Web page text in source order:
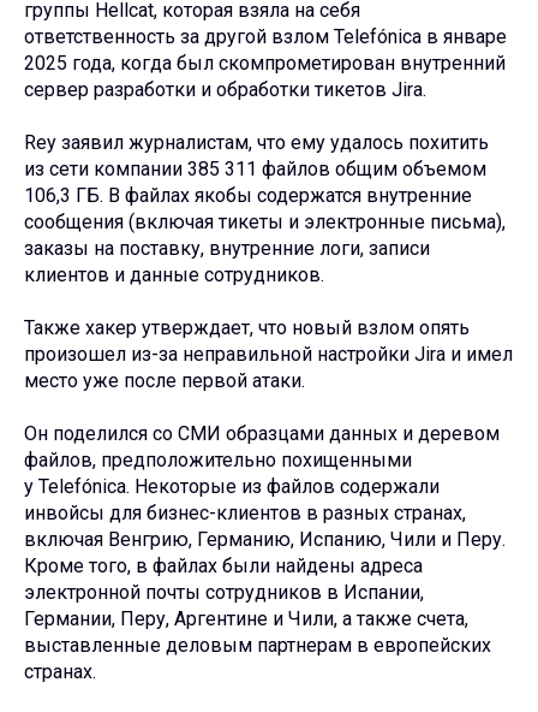
группы Hellcat, которая взяла на себя
ответственность за другой взлом Telefónica в январе
2025 года, когда был скомпрометирован внутренний
сервер разработки и обработки тикетов Jira.
Rey заявил журналистам, что ему удалось похитить
из сети компании 385 311 файлов общим объемом
106,3 ГБ. В файлах якобы содержатся внутренние
сообщения (включая тикеты и электронные письма),
заказы на поставку, внутренние логи, записи
клиентов и данные сотрудников.
Также хакер утверждает, что новый взлом опять
произошел из-за неправильной настройки Jira и имел
место уже после первой атаки.
Он поделился со СМИ образцами данных и деревом
файлов, предположительно похищенными
у Telefónica. Некоторые из файлов содержали
инвойсы для бизнес-клиентов в разных странах,
включая Венгрию, Германию, Испанию, Чили и Перу.
Кроме того, в файлах были найдены адреса
электронной почты сотрудников в Испании,
Германии, Перу, Аргентине и Чили, а также счета,
выставленные деловым партнерам в европейских
странах.